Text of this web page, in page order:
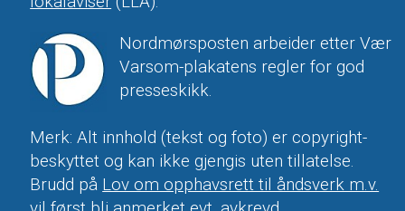
Nordmørsposten arbeider etter Vær
Varsom-plakatens regler for god
presseskikk.
Merk: Alt innhold (tekst og foto) er copyright-
beskyttet og kan ikke gjengis uten tillatelse.
Brudd på Lov om opphavsrett til åndsverk m.v.